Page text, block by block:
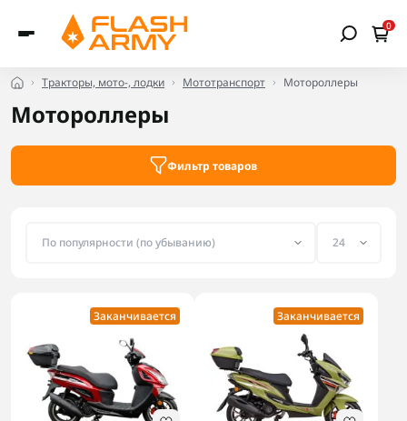
0
Тракторы, мото-, лодки Мототранспорт Мотороллеры
Мотороллеры
Фильтр товаров
Заканчивается Заканчивается